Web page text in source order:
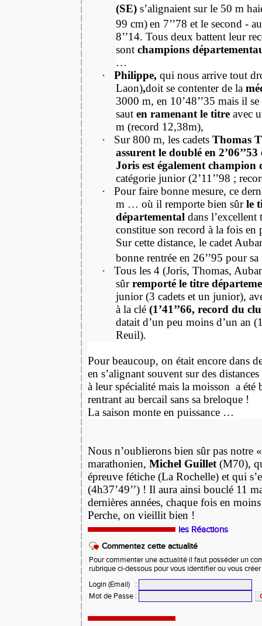
(SE) s’alignaient sur le 50 m
99 cm)en 7’’78 et le second -
8’’14. Tous deux battent leur
sont champions
…
·
Philippe, qui nous arrive tout
Laon),doit se contenter de la
3000 m, en 10’48’’35 mais il
saut en ramenant le titre avec
m (record 12,38m),
·
Sur 800 m, les cadets Thomas
assurent le doublé en 2’06’’53
Joris est également
catégorie junior (2’11’’98 ;
·
Pour faire bonne mesure, ce
m … où il remporte bien sûrle
départemental dans l’excellent
constitue son record à la fois
Sur cette distance, le cadet
bonne rentrée en 26’’95 pour sa
·
Tous les 4 (Joris, Thomas,
sûrremporté le titre
junior (3 cadets et un junior),
à la clé (1’41’’66, record du
datait d’un peu moins d’un an
Reuil).
Pour beaucoup, on était encore dans
en s’alignant souvent sur des
à leur spécialité mais la moisson a été
rentrant au bercail sans sa breloque !
La saison monte en puissance …
Nous n’oublierons bien sûr pas notre
marathonien, Michel Guillet (M70),
épreuve fétiche (La Rochelle) et qui
(4h37’49’’) ! Il aura ainsi bouclé 11
dernières années, chaque fois en
Perche, on vieillit bien !
les Réactions
Commentez cette actualité
Pour commenter une actualité il faut posséder un
rubrique ci-dessous pour vous identifier ou vous
Login (Email)
:
Mot de Passe :